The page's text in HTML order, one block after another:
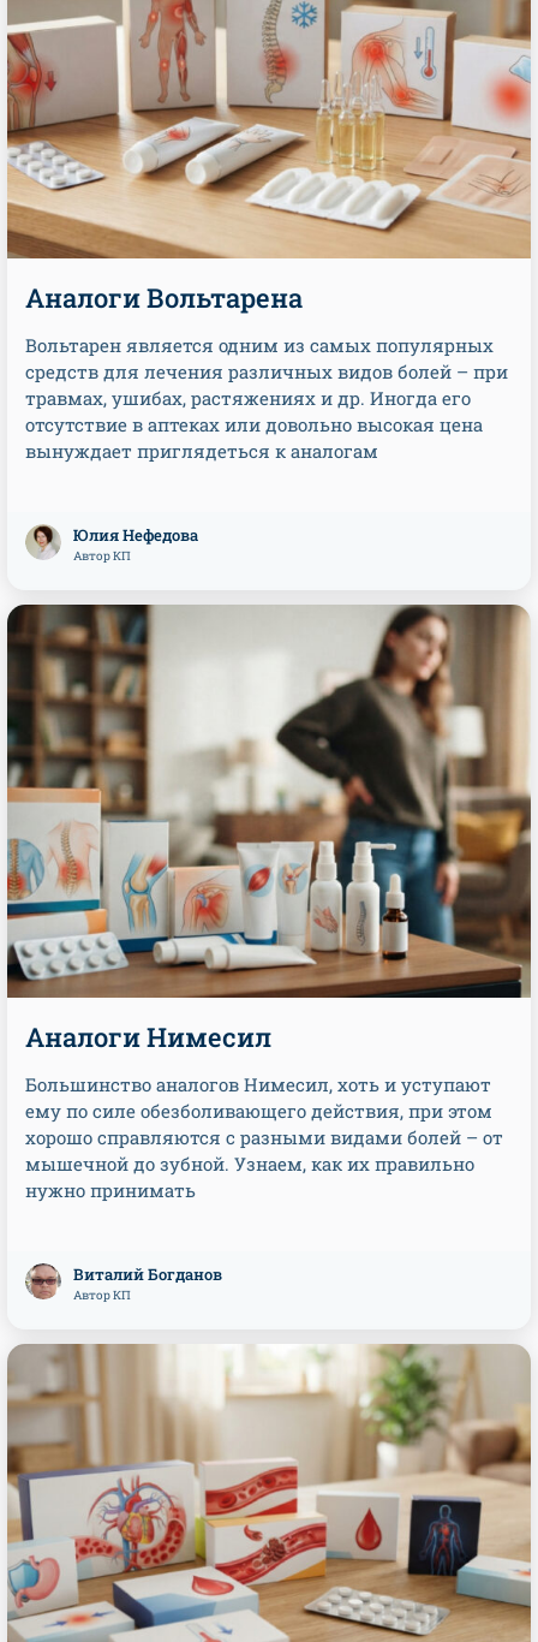
Аналоги Вольтарена
Вольтарен является одним из самых популярных
средств для лечения различных видов болей – при
травмах, ушибах, растяжениях и др. Иногда его
отсутствие в аптеках или довольно высокая цена
вынуждает приглядеться к аналогам
Юлия Нефедова
Автор КП
Аналоги Нимесил
Большинство аналогов Нимесил, хоть и уступают
ему по силе обезболивающего действия, при этом
хорошо справляются с разными видами болей – от
мышечной до зубной. Узнаем, как их правильно
нужно принимать
Виталий Богданов
Автор КП